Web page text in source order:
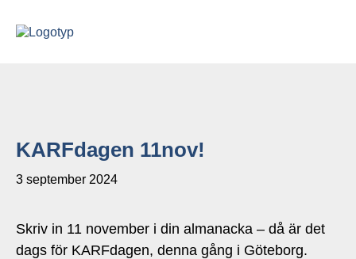
KARFdagen 11nov!
3 september 2024
Skriv in 11 november i din almanacka – då är det
dags för KARFdagen, denna gång i Göteborg.